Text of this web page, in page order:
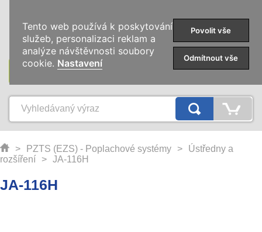
KATEGORIE
> PZTS (EZS) - Poplachové systémy >
Ústředny a
rozšíření
> JA-116H
JA-116H
Tento web používá k poskytování
služeb, personalizaci reklam a
analýze návštěvnosti soubory
cookie. Nastavení
Povolit vše
Odmítnout vše